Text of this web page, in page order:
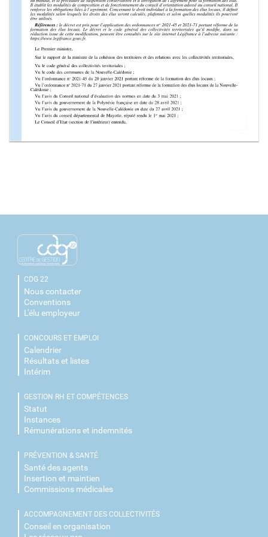
CDG 22
Nous contacter
Conventions
L'élu employeur
CONCOURS ET EMPLOI
Calendrier
Résultats et listes
Intérim
GESTION RH ET COMPÉTENCES
Statut
Instances
Rémunérations et indemnités
PRÉVENTION & SANTÉ
Santé des agents
Insertion et maintien
Commissions médicales
ACCOMPAGNEMENT DES COLLECTIVITÉS
Conseil en organisation